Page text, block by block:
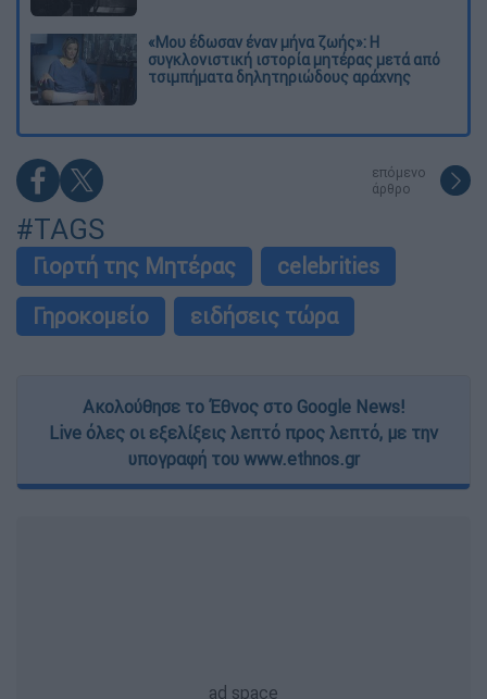
«Μου έδωσαν έναν μήνα ζωής»: Η
συγκλονιστική ιστορία μητέρας μετά από
τσιμπήματα δηλητηριώδους αράχνης
επόμενο
άρθρο
#TAGS
Γιορτή της Μητέρας
celebrities
Γηροκομείο
ειδήσεις τώρα
Ακολούθησε το Έθνος στο Google News!
Live όλες οι εξελίξεις λεπτό προς λεπτό, με την
υπογραφή του www.ethnos.gr